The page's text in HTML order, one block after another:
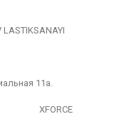
LASTIKSANAYI
11а.
XFORCE